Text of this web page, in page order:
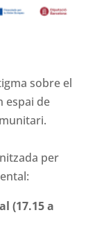
sobre el
espai de
per
(17.15 a